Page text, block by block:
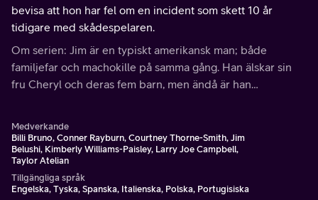
bevisa att hon har fel om en incident som skett 10 år
tidigare med skådespelaren.
Om serien: Jim är en typiskt amerikansk man; både
familjefar och machokille på samma gång. Han älskar sin
fru Cheryl och deras fem barn, men ändå är han
Medverkande
Billi Bruno, Conner Rayburn, Courtney Thorne-Smith, Jim
Belushi, Kimberly Williams-Paisley, Larry Joe Campbell,
Taylor Atelian
Tillgängliga språk
Engelska, Tyska, Spanska, Italienska, Polska, Portugisiska